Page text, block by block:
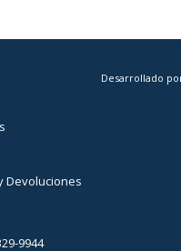
Devoluciones
Desarrollado
9944